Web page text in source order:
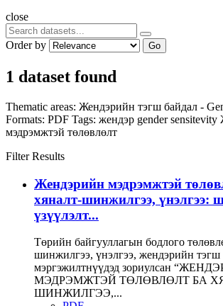
close
Order by Go
1 dataset found
Thematic areas: Жендэрийн тэгш байдал -
Formats: PDF Tags: жендэр gender sensitevity
мэдрэмжтэй төлөвлөлт
Filter Results
Жендэрийн мэдрэмжтэй
хяналт-шинжилгээ, үнэлгээ:
үзүүлэлт...
Төрийн байгууллагын бодлого
шинжилгээ, үнэлгээ, жендэрийн тэгш
мэргэжилтнүүдэд зориулсан
МЭДРЭМЖТЭЙ ТӨЛӨВЛӨЛТ БА
ШИНЖИЛГЭЭ,...